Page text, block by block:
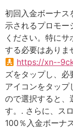
初回入金ボーナス
示されるプロモー
ください。特に
する必要はありま
https://xn--
ズをタップし、
アイコンをタップ
ので選択すると、
す。. さらに、ス
100％入金ボーナ